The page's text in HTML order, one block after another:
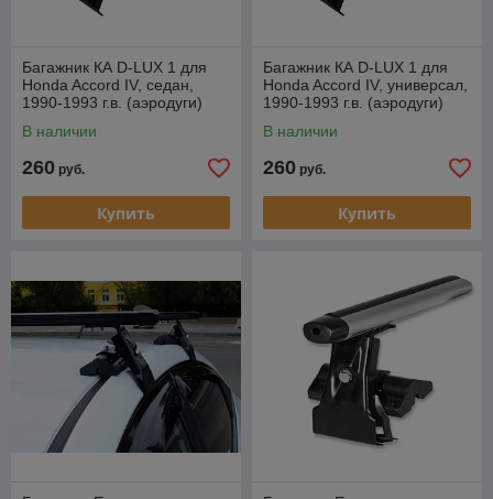
Багажник КА D-LUX 1 для
Honda Accord IV, седан,
1990-1993 г.в. (аэродуги)
В наличии
260 руб.
Купить
Багажник КА D-LUX 1 для
Honda Accord IV, универсал,
1990-1993 г.в. (аэродуги)
В наличии
260 руб.
Купить